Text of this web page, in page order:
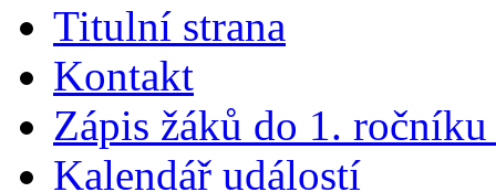
Titulní strana
Kontakt
Zápis žáků do 1.
Kalendář událostí